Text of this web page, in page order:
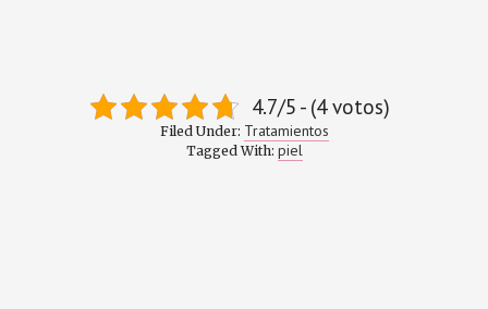
4.7/5 - (4 votos)
Filed Under: Tratamientos
Tagged With: piel